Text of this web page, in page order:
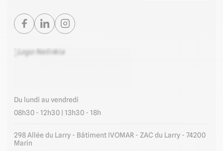
Du lundi au vendredi
08h30 - 12h30 | 13h30 - 18h
298 Allée du Larry - Bâtiment IVOMAR - ZAC du Larry - 74200
Marin